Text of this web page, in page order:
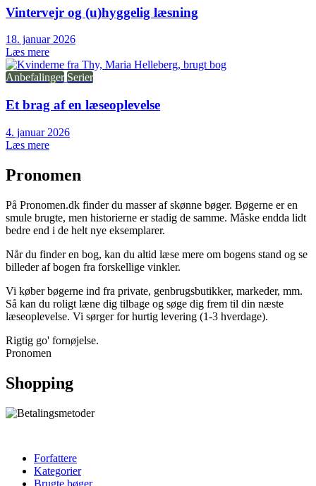
Vintervejr og (u)hyggelig læsning
18. januar 2026
Læs mere
Anbefalinger Serier
Et brag af en læseoplevelse
4. januar 2026
Læs mere
Pronomen
På Pronomen.dk finder du masser af skønne bøger. Bøgerne er en
smule brugte, men historierne er stadig de samme. Måske endda lidt
bedre end i de helt nye eksemplarer.
Når du finder en bog, kan du altid læse mere om bogens stand og se
billeder af bogen fra forskellige vinkler.
Vi køber bøgerne ind fra private, genbrugsbutikker, markeder, mm.
Så kan du roligt læne dig tilbage og søge dig frem til din næste
læseoplevelse. Vi sørger for hurtig levering (1-3 hverdage).
Rigtig go' fornøjelse.
Pronomen
Shopping
Forfattere
Kategorier
Brugte bøger